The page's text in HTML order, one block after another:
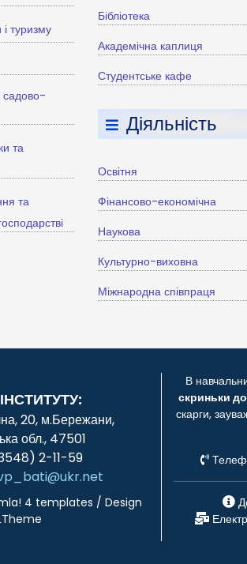
і туризму
садово-
та
та
Бібліотека
Академічна каплиця
Студентське кафе
Діяльність
Освітня
Фінансово-економічна
Наукова
Культурно-виховна
Міжнародна співпраця
20, м.Бережани,
обл., 47501
2-11-59
4 templates / Design
В
скриньки
скарги,